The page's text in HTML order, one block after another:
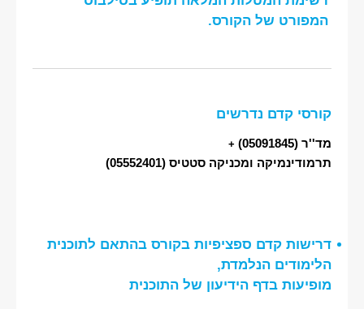
המפורט של הקורס.
קורסי קדם נדרשים
מד''ר (05091845)
+
תרמודינמיקה ומכניקה סטטיס (05552401)
דרישות קדם ספציפיות בקורס בהתאם לתוכנית
הלימודים הנלמדת,
מופיעות בדף הידיעון של התוכנית